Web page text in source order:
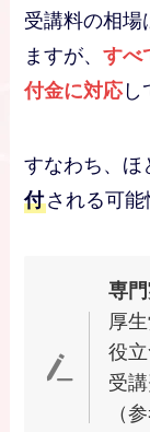
受講料の相場
ますが、すべ
付金に対応 し
すなわち、ほ
付される可能
専
厚
役
受
（